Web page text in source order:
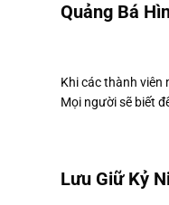
Quảng Bá
Khi các thành viên
Mọi người sẽ biết
Lưu Giữ Kỷ